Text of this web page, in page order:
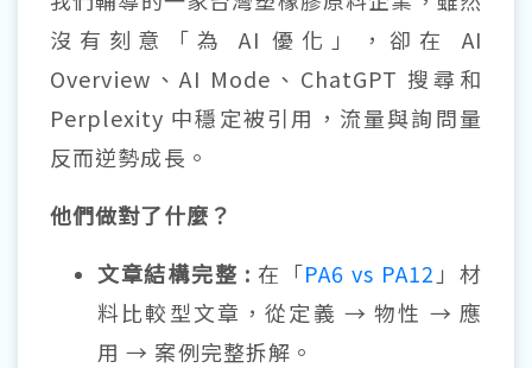
沒有刻意「為 AI 優化」，卻在 AI
Overview、AI Mode、ChatGPT 搜尋和
Perplexity 中穩定被引用，流量與詢問量
反而逆勢成長。
他們做對了什麼？
文章結構完整 : 在「PA6 vs PA12 」材
料比較型文章，從定義 → 物性 → 應
用 → 案例完整拆解。